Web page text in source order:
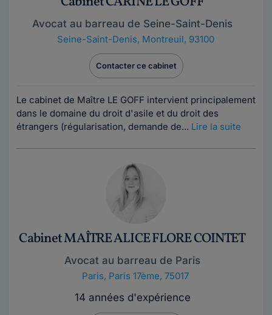
Avocat au barreau de Seine-Saint-Denis
Seine-Saint-Denis, Montreuil, 93100
Contacter ce cabinet
Le cabinet de Maître LE GOFF intervient principalement
dans le domaine du droit d'asile et du droit des
étrangers (régularisation, demande de... Lire la suite
Cabinet MAÎTRE ALICE FLORE COINTET
Avocat au barreau de Paris
Paris, Paris 17ème, 75017
14 années d'expérience